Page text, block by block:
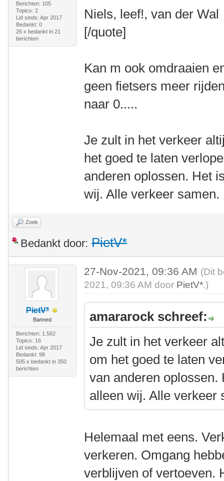
Berichten: 105
Topics: 2
Lid sinds: Apr 2017
Bedankt: 0
26 x bedankt in 21
berichten
Niels, leef!, van der Wal
[/quote]
Kan m ook omdraaien
geen fietsers meer
naar 0.....
Je zult in het verkeer
het goed te laten
anderen oplossen. Het
wij. Alle verkeer samen.
Zoek
Bedankt door: PietV*
PietV*
Banned
Berichten: 1.562
Topics: 16
Lid sinds: Apr 2017
Bedankt: 98
505 x bedankt in 350
berichten
27-Nov-2021, 09:36 AM (Dit
2021, 09:36 AM door PietV*.)
amararock schreef:
Je zult in het verkeer
om het goed te laten
van anderen
alleen wij. Alle verkeer
Helemaal met eens.
verkeren. Omgang
verblijven of vertoeven.